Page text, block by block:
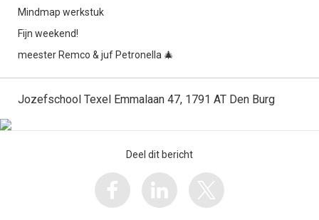
Mindmap werkstuk
Fijn weekend!
meester Remco & juf Petronella 🎄
Jozefschool Texel Emmalaan 47, 1791 AT Den Burg
Deel dit bericht